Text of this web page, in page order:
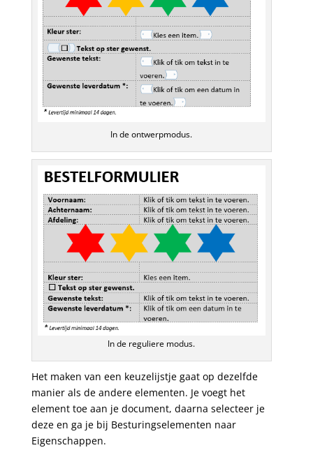
In de ontwerpmodus.
In de reguliere modus.
Het maken van een keuzelijstje gaat op dezelfde
manier als de andere elementen. Je voegt het
element toe aan je document, daarna selecteer je
deze en ga je bij Besturingselementen naar
Eigenschappen.